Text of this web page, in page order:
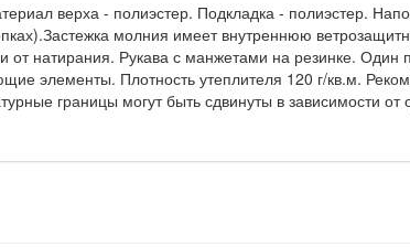
верха - полиэстер. Подкладка - полиэстер.
молния имеет внутреннюю
от натирания. Рукава с манжетами на резинке. Один
элементы. Плотность утеплителя 120 г/кв.м.
границы могут быть сдвинуты в зависимости от